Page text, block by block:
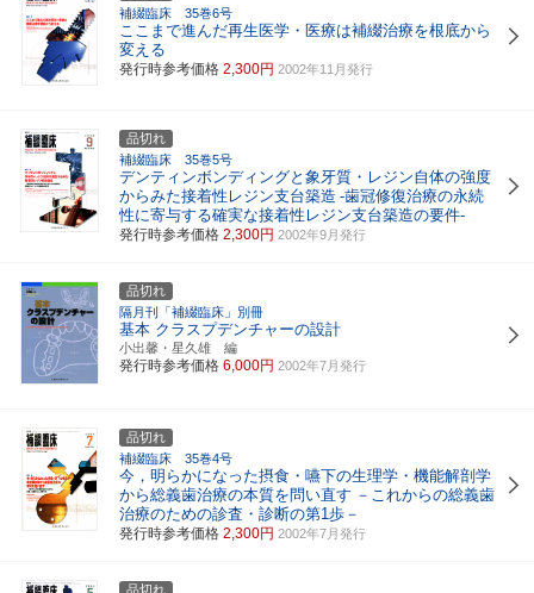
補綴臨床 35巻6号
ここまで進んだ再生医学・医療は補綴治療を根底から
変える
発行時参考価格 2,300円 2002年11月発行
品切れ
補綴臨床 35巻5号
デンティンボンディングと象牙質・レジン自体の強度
からみた接着性レジン支台築造 -歯冠修復治療の永続
性に寄与する確実な接着性レジン支台築造の要件-
発行時参考価格 2,300円 2002年9月発行
品切れ
隔月刊「補綴臨床」別冊
基本 クラスプデンチャーの設計
小出馨・星久雄 編
発行時参考価格 6,000円 2002年7月発行
品切れ
補綴臨床 35巻4号
今，明らかになった摂食・嚥下の生理学・機能解剖学
から総義歯治療の本質を問い直す －これからの総義歯
治療のための診査・診断の第1歩－
発行時参考価格 2,300円 2002年7月発行
品切れ